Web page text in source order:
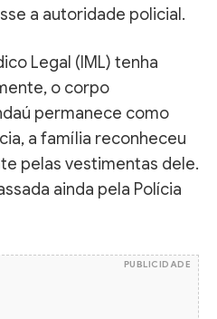
a autoridade policial.
Legal (IML) tenha
o corpo
permanece como
a família reconheceu
pelas vestimentas dele.
ainda pela Polícia
PUBLICIDADE